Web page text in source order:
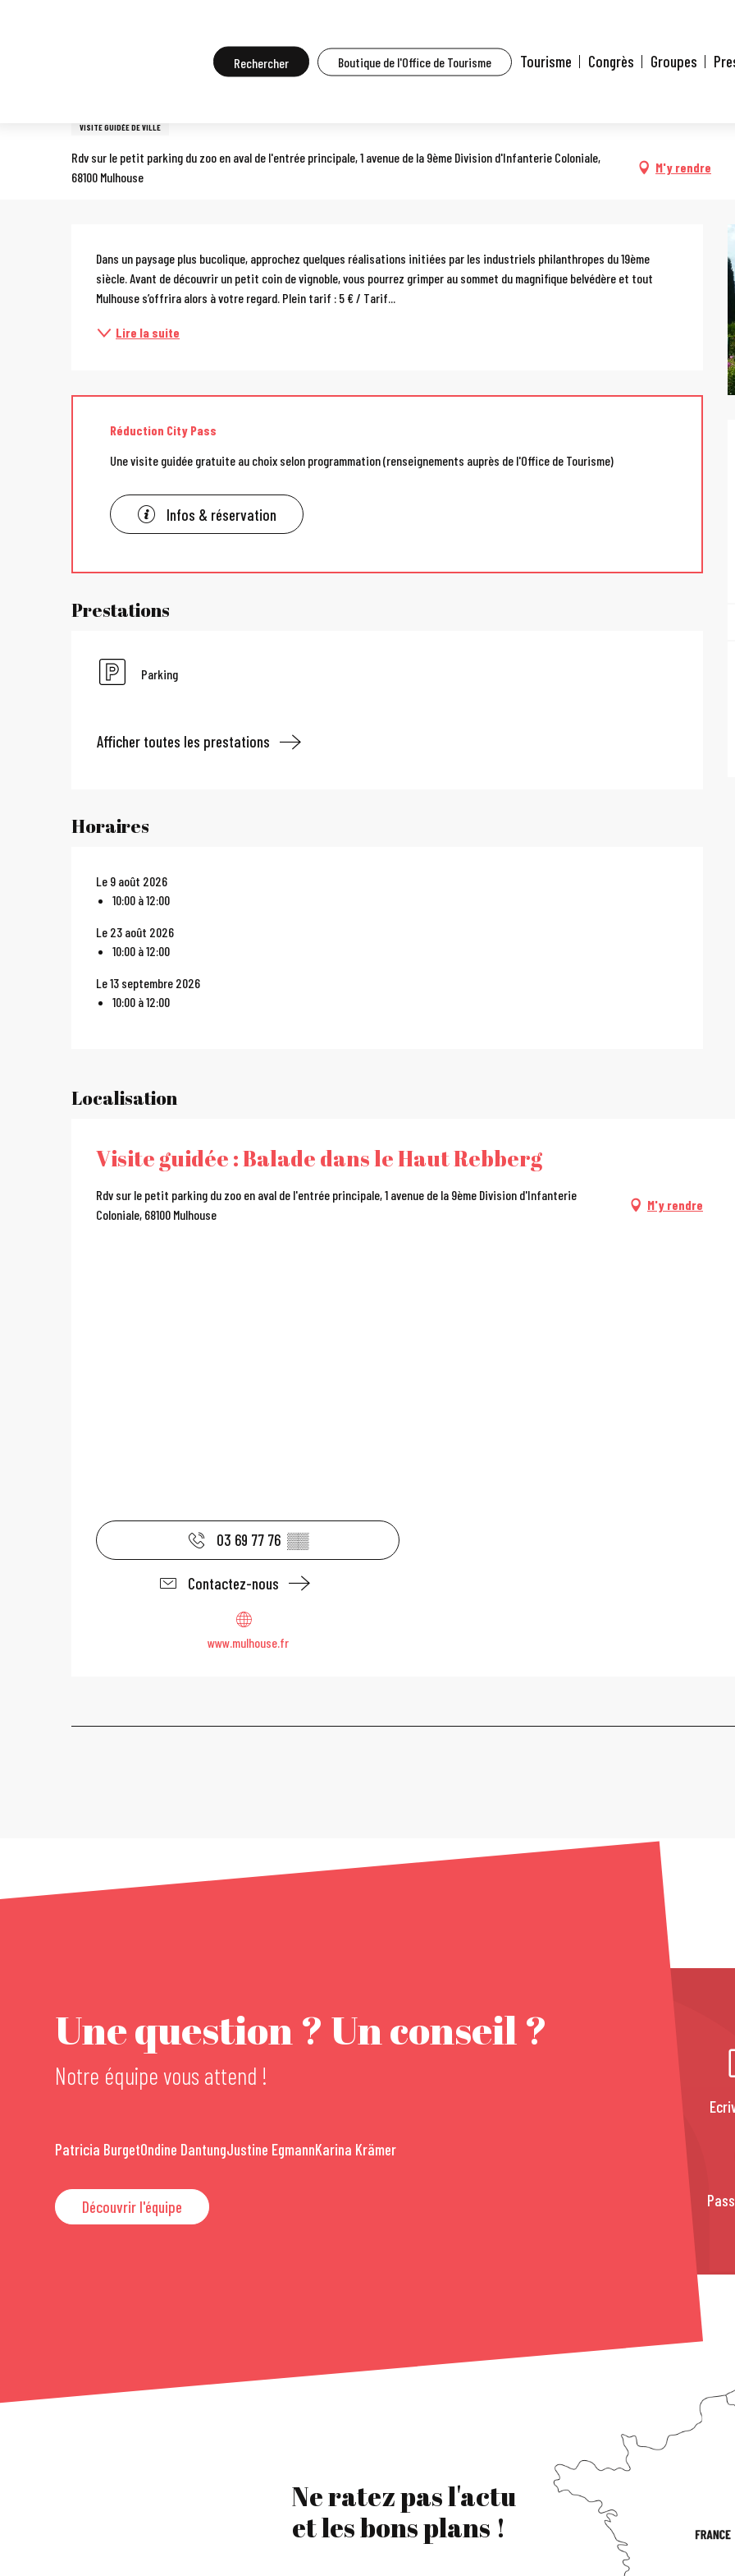
Boutique de l'Office de Tourisme
Recherche Tourisme Congrès Groupes
Dimanche 9 août de 10:00 à 12:00 / Dimanche 23 août de 10:00 à 12:00 / ...
VISITE GUIDÉE DE VILLE
Rdv sur le petit parking du zoo en aval de l'entrée principale, 1 avenue de la 9ème Division d'Infanterie Coloniale,
68100 Mulhouse
M'y rendre
Description
Dans un paysage plus bucolique, approchez quelques réalisations initiées par les industriels philanthropes du 19ème
siècle. Avant de découvrir un petit coin de vignoble, vous pourrez grimper au sommet du magnifique belvédère et tout
Mulhouse s’offrira alors à votre regard. Plein tarif : 5 € / Tarif...
Lire la suite
Réduction City Pass
Une visite guidée gratuite au choix selon programmation (renseignements auprès de l'Office de Tourisme)
Infos & réservation
Prestations
Parking
Afficher toutes les prestations
Horaires
Le 9 août 2026
10:00 à 12:00
Le 23 août 2026
10:00 à 12:00
Le 13 septembre 2026
10:00 à 12:00
Localisation
Visite guidée : Balade dans le Haut Rebberg
Rdv sur le petit parking du zoo en aval de l'entrée principale, 1 avenue de la 9ème Division d'Infanterie
Coloniale, 68100 Mulhouse
M'y rendre
03 69 77 76 ▒▒
Contactez-nous
www.mulhouse.fr
Une question ? Un conseil ?
Notre équipe vous attend !
Patricia BurgetOndine DantungJustine EgmannKarina Krämer
Découvrir l'équipe
Ne ratez pas l'actu
et les bons plans !